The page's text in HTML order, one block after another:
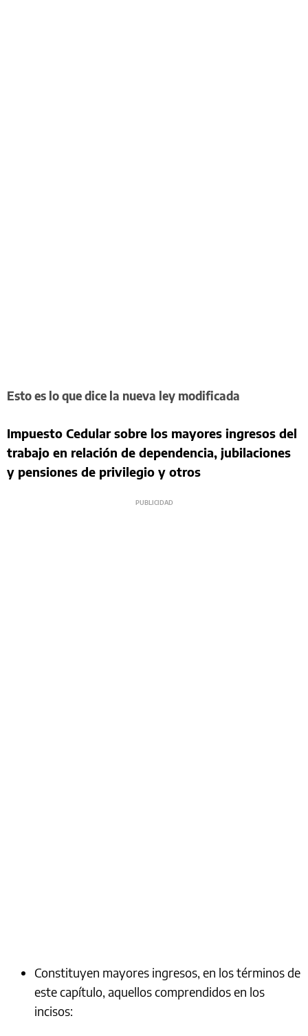
Esto es lo que dice la nueva ley modificada
Impuesto Cedular sobre los mayores ingresos del
trabajo en relación de dependencia, jubilaciones
y pensiones de privilegio y otros
Constituyen mayores ingresos, en los términos de
este capítulo, aquellos comprendidos en los
incisos: